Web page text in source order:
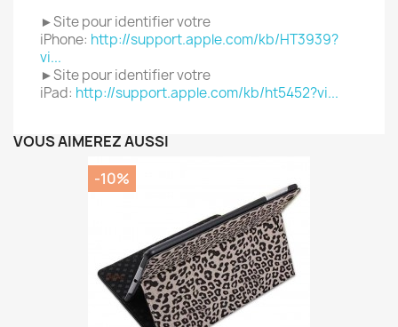
►Site pour identifier votre
iPhone: http://support.apple.com/kb/HT3939?
vi...
►Site pour identifier votre
iPad: http://support.apple.com/kb/ht5452?vi...
VOUS AIMEREZ AUSSI
-10%